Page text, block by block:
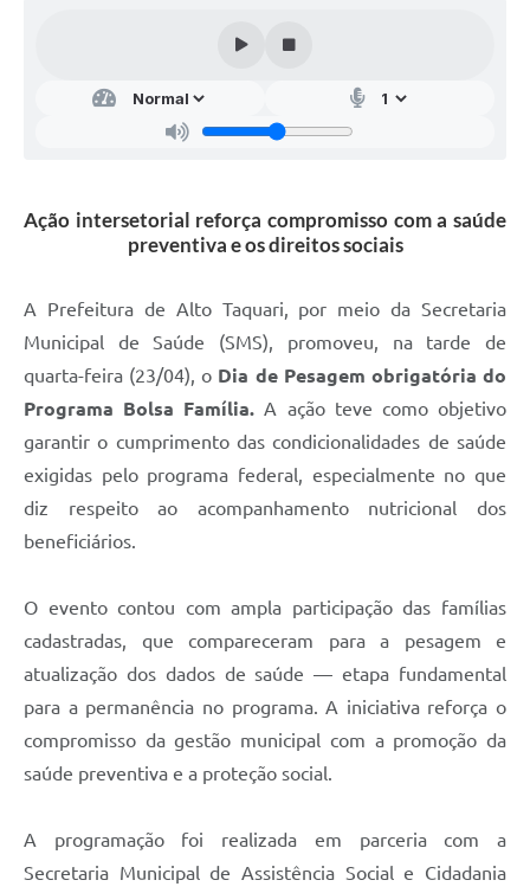
Ação intersetorial reforça compromisso com a saúde
preventiva e os direitos sociais
A Prefeitura de Alto Taquari, por meio da Secretaria
Municipal de Saúde (SMS), promoveu, na tarde de
quarta-feira (23/04), o Dia de Pesagem obrigatória do
Programa Bolsa Família. A ação teve como objetivo
garantir o cumprimento das condicionalidades de saúde
exigidas pelo programa federal, especialmente no que
diz respeito ao acompanhamento nutricional dos
beneficiários.
O evento contou com ampla participação das famílias
cadastradas, que compareceram para a pesagem e
atualização dos dados de saúde — etapa fundamental
para a permanência no programa. A iniciativa reforça o
compromisso da gestão municipal com a promoção da
saúde preventiva e a proteção social.
A programação foi realizada em parceria com a
Secretaria Municipal de Assistência Social e Cidadania